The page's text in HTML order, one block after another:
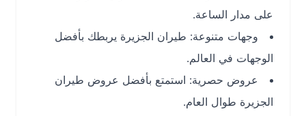
على مدار الساعة.
وجهات متنوعة: طيران الجزيرة يربطك بأفضل
الوجهات في العالم.
عروض حصرية: استمتع بأفضل عروض طيران
الجزيرة طوال العام.